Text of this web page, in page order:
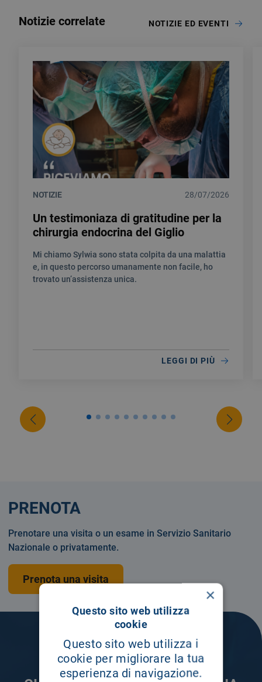
Notizie correlate NOTIZIE ED EVENTI
NOTIZIE 28/07/2026
Un testimoniaza di gratitudine per la
chirurgia endocrina del Giglio
Mi chiamo Sylwia sono stata colpita da una malattia
e, in questo percorso umanamente non facile, ho
trovato un’assistenza unica.
LEGGI DI PIÙ
PRENOTA
Prenotare una visita o un esame in Servizio Sanitario
Nazionale o privatamente.
Prenota una visita
×
Questo sito web utilizza
cookie
Questo sito web utilizza i
cookie per migliorare la tua
esperienza di navigazione.